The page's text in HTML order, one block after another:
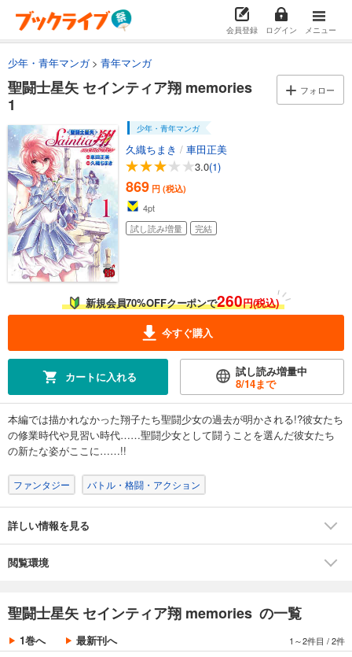
会員登録 ログイン メニュー
少年・青年マンガ 青年マンガ
聖闘士星矢 セインティア翔 memories
1
フォロー
少年・青年マンガ
久織ちまき / 車田正美
3.0(1)
869 円 (税込)
4pt
試し読み増量
完結
新規会員70%OFFクーポンで260円(税込)
今すぐ購入
カートに入れる
試し読み増量中
8/14まで
本編では描かれなかった翔子たち聖闘少女の過去が明かされる!?彼女たち
の修業時代や見習い時代……聖闘少女として闘うことを選んだ彼女たち
の新たな姿がここに……!!
ファンタジー バトル・格闘・アクション
詳しい情報を見る
閲覧環境
聖闘士星矢 セインティア翔 memories の一覧
1巻へ 最新刊へ 1～2件目 /2件